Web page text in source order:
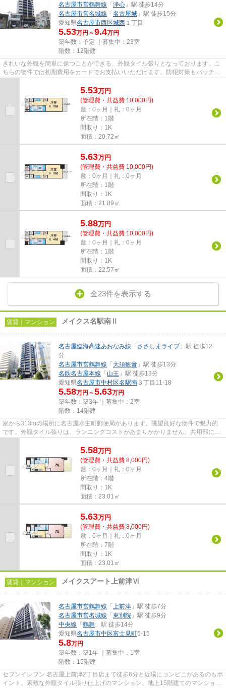
名古屋市営鶴舞線 「 浄心 」駅 徒歩14分
名古屋市営名城線 「 名古屋城 」駅 徒歩15分
愛知県名古屋市西区城西 １丁目
5.53万円～9.4万円
築年数：予定 ｜募集中： 23室
階数：12階建
きれいな外観を簡単に保つことができる、外観タイル張りとなっております。こ
ちらの物件では初期費用をカードでお支払いいただけます。防犯対策もバッチリ
5.53万円
(管理費・共益費 10,000円)
敷：0ヶ月｜礼：0ヶ月
所在階：1階
間取り：1K
面積：20.72㎡
5.63万円
(管理費・共益費 10,000円)
敷：0ヶ月｜礼：0ヶ月
所在階：1階
間取り：1K
面積：21.09㎡
5.88万円
(管理費・共益費 10,000円)
敷：0ヶ月｜礼：0ヶ月
所在階：1階
間取り：1K
面積：22.57㎡
全23件を表示する
賃貸｜マンション メイクス名駅南Ⅱ
名古屋臨海高速あおなみ線 「 ささしまライブ 」駅 徒歩12
分
名古屋市営鶴舞線 「 大須観音 」駅 徒歩13分
名鉄名古屋本線 「 山王 」駅 徒歩13分
愛知県名古屋市中村区名駅南 ３丁目11-18
5.58万円～5.63万円
築年数：築3年 ｜募集中： 2室
階数：14階建
家から313mの場所に名古屋水主町郵便局があります。眺望良好な物件で魅力的
です。外観タイル張りは、ランニングコストがあまりかかりません。共用部には
5.58万円
(管理費・共益費 8,000円)
敷：0ヶ月｜礼：0ヶ月
所在階：4階
間取り：1K
面積：23.01㎡
5.63万円
(管理費・共益費 8,000円)
敷：0ヶ月｜礼：0ヶ月
所在階：7階
間取り：1K
面積：23.01㎡
賃貸｜マンション メイクスアート上前津Ⅵ
名古屋市営鶴舞線 「 上前津 」駅 徒歩7分
名古屋市営名城線 「 東別院 」駅 徒歩9分
中央線 「 鶴舞 」駅 徒歩14分
愛知県名古屋市中区富士見町5-15
5.8万円
築年数：築1年 ｜募集中： 1室
階数：15階建
セブンイレブン 名古屋上前津2丁目店まで徒歩6分と近場にコンビニがあるのもポ
イント。素敵な外観タイル張り仕上げのマンション。地上15階建てのマンショ